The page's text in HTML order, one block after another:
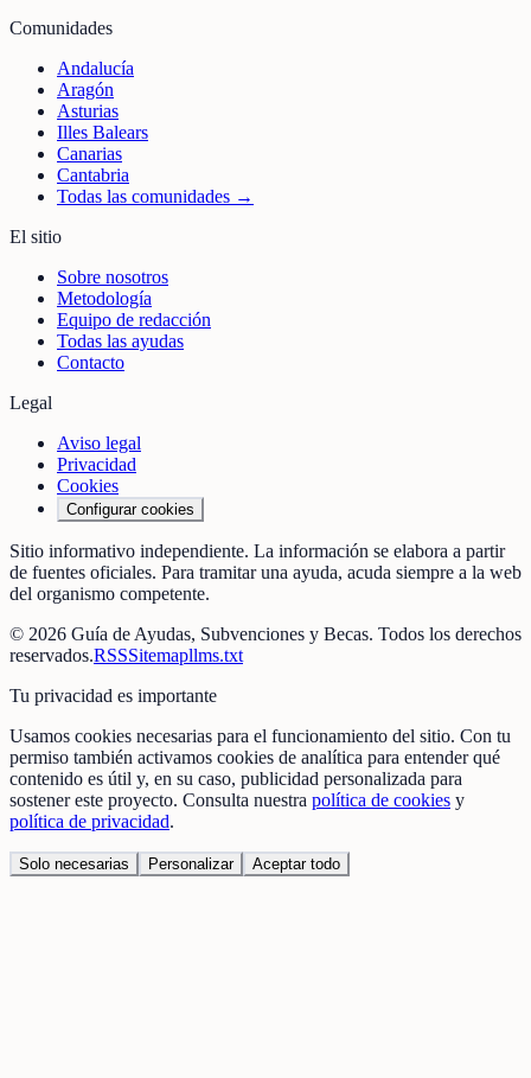
Comunidades
Andalucía
Aragón
Asturias
Illes Balears
Canarias
Cantabria
Todas las comunidades →
El sitio
Sobre nosotros
Metodología
Equipo de redacción
Todas las ayudas
Contacto
Legal
Aviso legal
Privacidad
Cookies
Configurar cookies
Sitio informativo independiente. La información se elabora a partir
de fuentes oficiales. Para tramitar una ayuda, acuda siempre a la web
del organismo competente.
© 2026 Guía de Ayudas, Subvenciones y Becas. Todos los derechos
reservados.RSSSitemapllms.txt
Tu privacidad es importante
Usamos cookies necesarias para el funcionamiento del sitio. Con tu
permiso también activamos cookies de analítica para entender qué
contenido es útil y, en su caso, publicidad personalizada para
sostener este proyecto. Consulta nuestra política de cookies y
política de privacidad.
Solo necesarias Personalizar Aceptar todo